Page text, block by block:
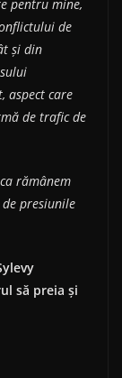
pentru mine,
de
și din
aspect care
de trafic de
rămânem
presiunile
să preia și